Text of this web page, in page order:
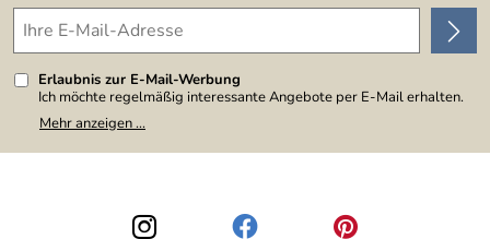
Erlaubnis zur E-Mail-Werbung
Ich möchte regelmäßig interessante Angebote per E-Mail erhalten.
Meine E-Mail-Adresse wird nicht an andere Unternehmen
weitergegeben. Zu statistischen Zwecken wird in anonymer Form
den Link "Abmelden" am Ende des Newsletters anklicke. Die
Datenschutzerklärung
habe ich zur Kenntnis genommen.
Mehr anzeigen ...